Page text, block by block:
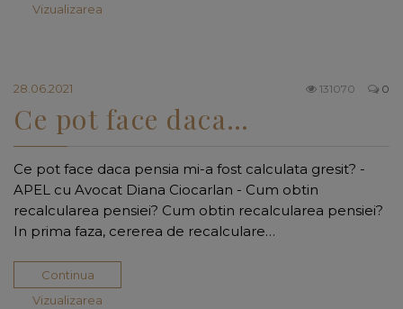
Vizualizarea
28.06.2021 0
131070
Ce pot face daca…
Ce pot face daca pensia mi-a fost calculata gresit? -
APEL cu Avocat Diana Ciocarlan - Cum obtin
recalcularea pensiei? Cum obtin recalcularea pensiei?
In prima faza, cererea de recalculare…
Continua
Vizualizarea